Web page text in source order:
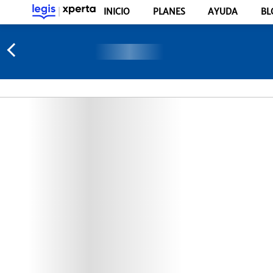
INICIO PLANES AYUDA